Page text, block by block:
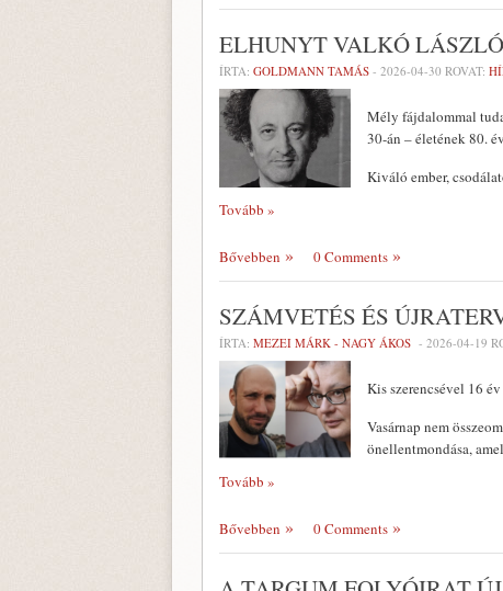
ELHUNYT VALKÓ
ÍRTA: GOLDMANN TAMÁS - 2026-04-30 ROVAT:
Mély fájdalommal
30-án – életének 80.
Kiváló ember,
Tovább »
Bővebben 0 Comments
SZÁMVETÉS ÉS
ÍRTA: MEZEI MÁRK - NAGY ÁKOS - 2026-04-19
Kis szerencsével 16
Vasárnap nem
önellentmondása,
Tovább »
Bővebben 0 Comments